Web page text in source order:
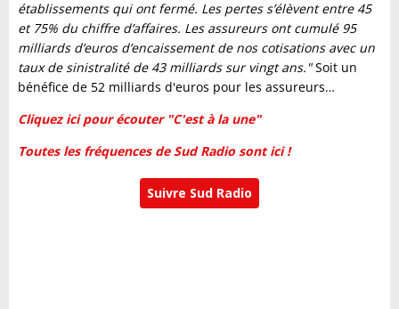
établissements qui ont fermé. Les pertes s’élèvent entre 45
et 75% du chiffre d’affaires. Les assureurs ont cumulé 95
milliards d’euros d’encaissement de nos cotisations avec un
taux de sinistralité de 43 milliards sur vingt ans."Soit un
bénéfice de 52 milliards d'euros pour les assureurs…
Cliquez ici pour écouter "C'est à la une"
Toutes les fréquences de Sud Radio sont ici !
Suivre Sud Radio